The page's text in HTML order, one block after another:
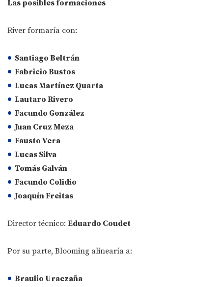
Las posibles formaciones
River formaría con:
Santiago Beltrán
Fabricio Bustos
Lucas Martínez Quarta
Lautaro Rivero
Facundo González
Juan Cruz Meza
Fausto Vera
Lucas Silva
Tomás Galván
Facundo Colidio
Joaquín Freitas
Director técnico: Eduardo Coudet
Por su parte, Blooming alinearía a:
Braulio Uraezaña